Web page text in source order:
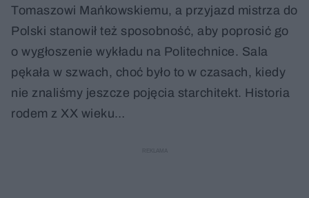
Tomaszowi Mańkowskiemu, a przyjazd mistrza do
Polski stanowił też sposobność, aby poprosić go
o wygłoszenie wykładu na Politechnice. Sala
pękała w szwach, choć było to w czasach, kiedy
nie znaliśmy jeszcze pojęcia starchitekt. Historia
rodem z XX wieku…